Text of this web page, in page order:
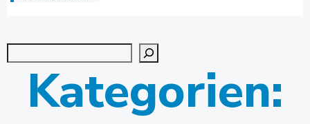
Kategorien: